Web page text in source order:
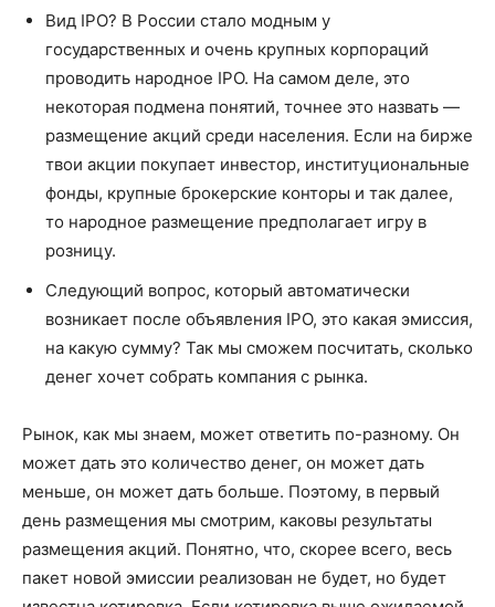
Вид IPO? В России стало модным у
государственных и очень крупных корпораций
проводить народное IPO. На самом деле, это
некоторая подмена понятий, точнее это назвать —
размещение акций среди населения. Если на бирже
твои акции покупает инвестор, институциональные
фонды, крупные брокерские конторы и так далее,
то народное размещение предполагает игру в
розницу.
Следующий вопрос, который автоматически
возникает после объявления IPO, это какая эмиссия,
на какую сумму? Так мы сможем посчитать, сколько
денег хочет собрать компания с рынка.
Рынок, как мы знаем, может ответить по-разному. Он
может дать это количество денег, он может дать
меньше, он может дать больше. Поэтому, в первый
день размещения мы смотрим, каковы результаты
размещения акций. Понятно, что, скорее всего, весь
пакет новой эмиссии реализован не будет, но будет